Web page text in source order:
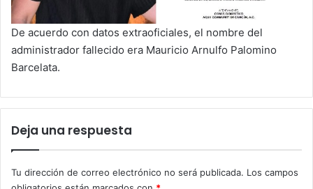
De acuerdo con datos extraoficiales, el nombre del
administrador fallecido era Mauricio Arnulfo Palomino
Barcelata.
Deja una respuesta
Tu dirección de correo electrónico no será publicada. Los campos